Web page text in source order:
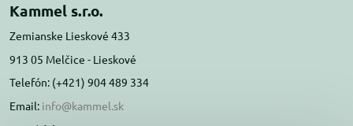
Kammel s.r.o.
Zemianske Lieskové 433
913 05 Melčice - Lieskové
Telefón: (+421) 904 489 334
Email: info@kammel.sk